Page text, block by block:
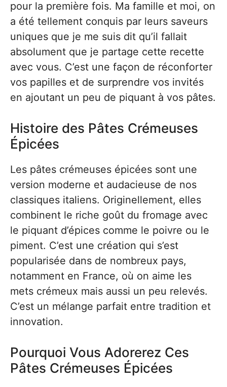
pour la première fois. Ma famille et moi, on
a été tellement conquis par leurs saveurs
uniques que je me suis dit qu’il fallait
absolument que je partage cette recette
avec vous. C’est une façon de réconforter
vos papilles et de surprendre vos invités
en ajoutant un peu de piquant à vos pâtes.
Histoire des Pâtes Crémeuses
Épicées
Les pâtes crémeuses épicées sont une
version moderne et audacieuse de nos
classiques italiens. Originellement, elles
combinent le riche goût du fromage avec
le piquant d’épices comme le poivre ou le
piment. C’est une création qui s’est
popularisée dans de nombreux pays,
notamment en France, où on aime les
mets crémeux mais aussi un peu relevés.
C’est un mélange parfait entre tradition et
innovation.
Pourquoi Vous Adorerez Ces
Pâtes Crémeuses Épicées